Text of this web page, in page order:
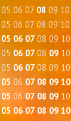
05 06 07 08 09 10
05 06 07 08 09 10
05 06 07 08 09 10
05 06 07 08 09 10
05 06 07 08 09 10
05 06 07 08 09 10
05 06 07 08 09 10
05 06 07 08 09 10